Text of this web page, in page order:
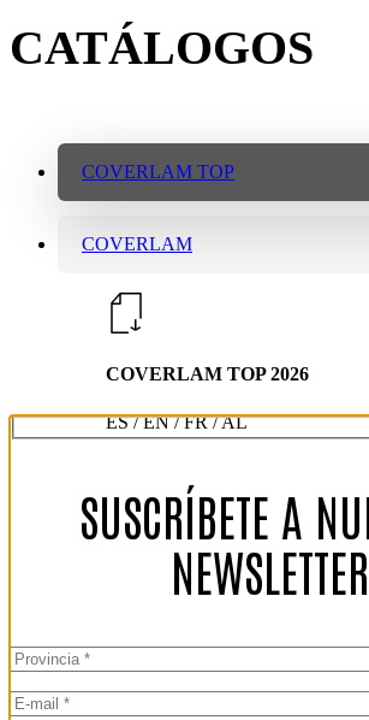
CATÁLOGOS
COVERLAM TOP
COVERLAM
COVERLAM TOP 2026
ES / EN / FR / AL
SUSCRÍBETE A
NEWSLETTER